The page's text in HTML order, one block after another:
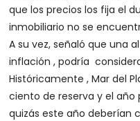
que los precios los fija el
inmobiliario no se
A su vez, señaló que una
inflación , podría
Históricamente , Mar del
ciento de reserva y el año
quizás este año deberían